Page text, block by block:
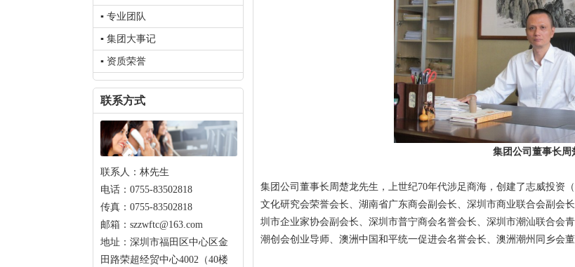
▪ 专业团队
▪ 集团大事记
▪ 资质荣誉
联系方式
联系人：林先生
电话：0755-83502818
传真：0755-83502818
邮箱：szzwftc@163.com
地址：深圳市福田区中心区金
田路荣超经贸中心4002（40楼
集团公司董事长周
集团公司董事长周楚龙先生，上世纪70年代涉足商海，创建了志威投资
文化研究会荣誉会长、湖南省广东商会副会长、深圳市商业联合会副会
圳市企业家协会副会长、深圳市普宁商会名誉会长、深圳市潮汕联合会
潮创会创业导师、澳洲中国和平统一促进会名誉会长、澳洲潮州同乡会董